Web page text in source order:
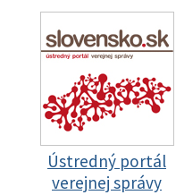
Ústredný portál
verejnej správy